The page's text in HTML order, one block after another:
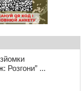
до договору
з країни грузина,
пік
Розгони” ...